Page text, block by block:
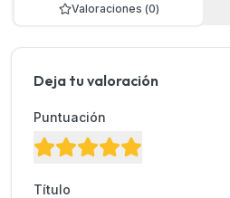
Valoraciones (0)
Deja tu valoración
Puntuación
Título